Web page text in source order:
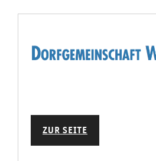
ZUR SEITE